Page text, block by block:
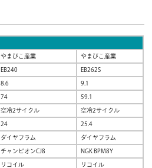
やまびこ産業 やまびこ産業
EB240 EB262S
8.6 9.1
74 59.1
空冷2サイクル 空冷2サイクル
24 25.4
ダイヤフラム ダイヤフラム
チャンピオンCJ8 NGK BPM8Y
リコイル リコイル